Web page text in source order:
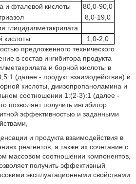
и фталевой кислоты
80,0-90,0
8,0-19,0
глицидилметакрилата
кислоты
1,0-2,0
предложенного технического
в состав ингибитора продукта
и борной кислоты в
(далее - продукт взаимодействия) и
кислоты, диизопропаноламина и
соотношении 1:(2-3):1 (далее -
позволяет получить ингибитор
эффективностью и заданными
и продукта взаимодействия в
реагентов, а также их сочетание с
массовом соотношении компонентов,
получить эффективный
эксплуатационными свойствами.